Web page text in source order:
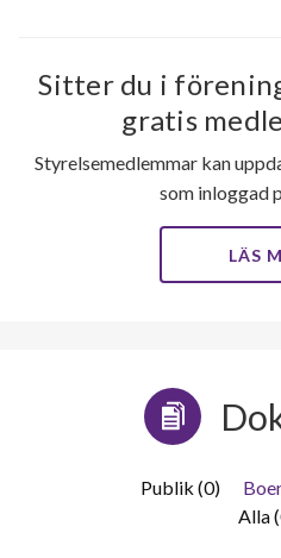
Sitter du i
gratis
Styrelsemedlemmar kan
som inloggad
LÄS
Publik (0)
Alla